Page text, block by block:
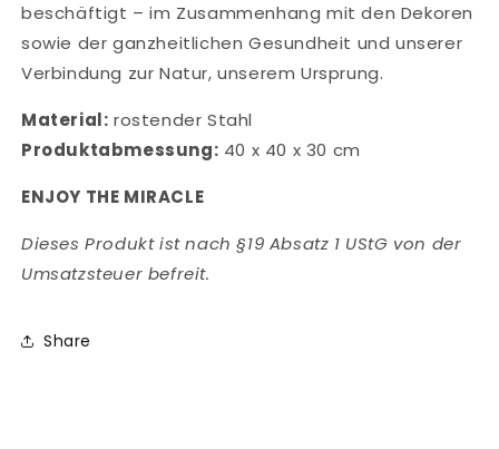
beschäftigt – im Zusammenhang mit den Dekoren
sowie der ganzheitlichen Gesundheit und unserer
Verbindung zur Natur, unserem Ursprung.
Material: rostender Stahl
Produktabmessung: 40 x 40 x 30 cm
ENJOY THE MIRACLE
Dieses Produkt ist nach §19 Absatz 1 UStG von der
Umsatzsteuer befreit.
Share